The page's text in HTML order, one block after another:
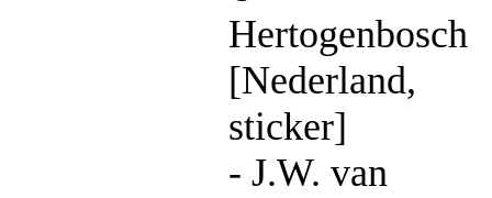
Hertogenbosch
[Nederland,
sticker]
- J.W. van